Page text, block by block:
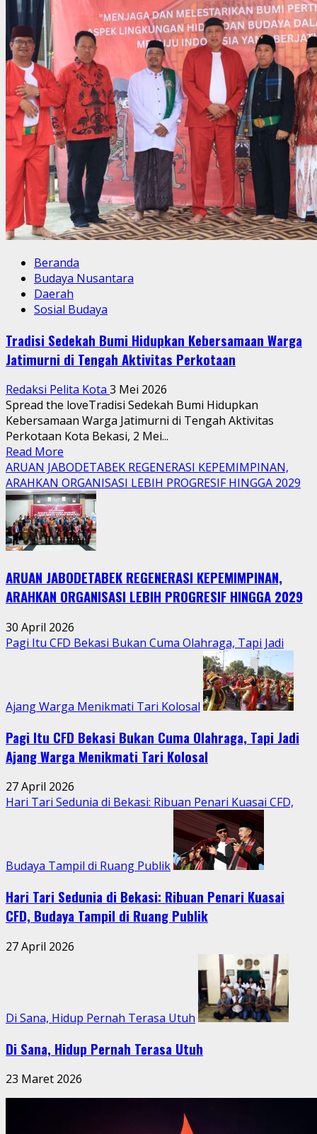
Beranda
Budaya Nusantara
Daerah
Sosial Budaya
Tradisi Sedekah Bumi Hidupkan Kebersamaan Warga
Jatimurni di Tengah Aktivitas Perkotaan
Redaksi Pelita Kota 3 Mei 2026
Spread the loveTradisi Sedekah Bumi Hidupkan
Kebersamaan Warga Jatimurni di Tengah Aktivitas
Perkotaan Kota Bekasi, 2 Mei...
Read More
more
about
Tradisi
Sedekah
Bumi
Hidupkan
Warga
Jatimurni
di
Tengah
Aktivitas
Perkotaan
ARUAN JABODETABEK REGENERASI KEPEMIMPINAN,
ARAHKAN ORGANISASI LEBIH PROGRESIF HINGGA 2029
ARUAN JABODETABEK REGENERASI KEPEMIMPINAN,
ARAHKAN ORGANISASI LEBIH PROGRESIF HINGGA 2029
30 April 2026
Pagi Itu CFD Bekasi Bukan Cuma Olahraga, Tapi Jadi
Ajang Warga Menikmati Tari Kolosal
Pagi Itu CFD Bekasi Bukan Cuma Olahraga, Tapi Jadi
Ajang Warga Menikmati Tari Kolosal
27 April 2026
Hari Tari Sedunia di Bekasi: Ribuan Penari Kuasai CFD,
Budaya Tampil di Ruang Publik
Hari Tari Sedunia di Bekasi: Ribuan Penari Kuasai
CFD, Budaya Tampil di Ruang Publik
27 April 2026
Di Sana, Hidup Pernah Terasa Utuh
Di Sana, Hidup Pernah Terasa Utuh
23 Maret 2026